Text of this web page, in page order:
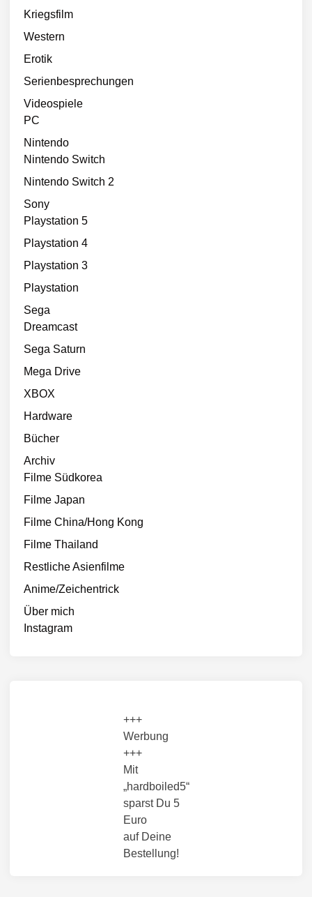
Kriegsfilm
Western
Erotik
Serienbesprechungen
Videospiele
PC
Nintendo
Nintendo Switch
Nintendo Switch 2
Sony
Playstation 5
Playstation 4
Playstation 3
Playstation
Sega
Dreamcast
Sega Saturn
Mega Drive
XBOX
Hardware
Bücher
Archiv
Filme Südkorea
Filme Japan
Filme China/Hong Kong
Filme Thailand
Restliche Asienfilme
Anime/Zeichentrick
Über mich
Instagram
+++
Werbung
+++
Mit
„hardboiled5“
sparst Du 5
Euro
auf Deine
Bestellung!